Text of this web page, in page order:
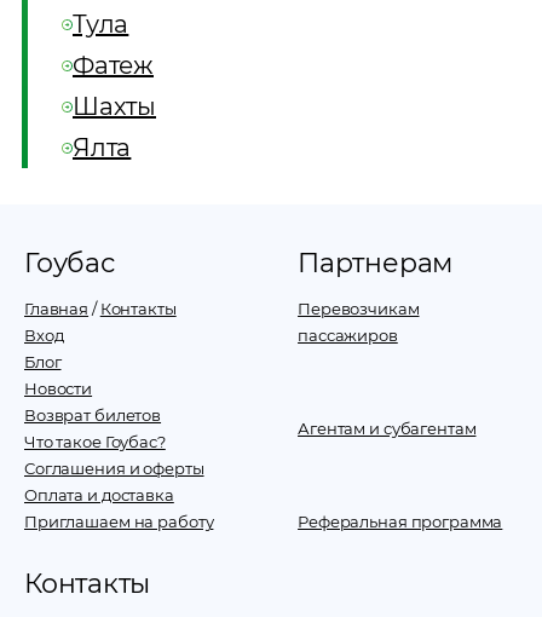
Тула
Фатеж
Шахты
Ялта
Гоубас
Главная /Контакты
Вход
Блог
Новости
Возврат билетов
Что такое Гоубас?
Соглашения и оферты
Оплата и доставка
Приглашаем на работу
Партнерам
Перевозчикам
пассажиров
Агентам и субагентам
Реферальная программа
Контакты